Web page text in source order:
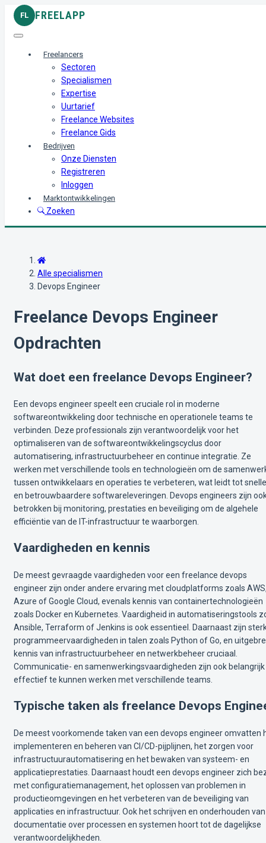
FL FREELAPP
Freelancers
Sectoren
Specialismen
Expertise
Uurtarief
Freelance Websites
Freelance Gids
Bedrijven
Onze Diensten
Registreren
Inloggen
Marktontwikkelingen
Zoeken
Alle specialismen
Devops Engineer
Freelance Devops Engineer
Opdrachten
Wat doet een freelance Devops Engineer?
Een devops engineer speelt een cruciale rol in moderne
softwareontwikkeling door technische en operationele teams te
verbinden. Deze professionals zijn verantwoordelijk voor het
optimaliseren van de softwareontwikkelingscyclus door
automatisering, infrastructuurbeheer en continue integratie. Ze
werken met verschillende tools en technologieën om de
tussen ontwikkelaars en operaties te verbeteren, wat leidt tot
en betrouwbaardere softwareleveringen. Devops engineers zijn
betrokken bij monitoring, prestaties en beveiliging om de algehele
efficiëntie van de IT-infrastructuur te waarborgen.
Vaardigheden en kennis
De meest gevraagde vaardigheden voor een freelance devops
engineer zijn onder andere ervaring met cloudplatforms zoals
Azure of Google Cloud, evenals kennis van containertechnologieën
zoals Docker en Kubernetes. Vaardigheid in automatiseringstools
Ansible, Terraform of Jenkins is ook essentieel. Daarnaast zijn
programmeervaardigheden in talen zoals Python of Go, en
kennis van infrastructuurbeheer en netwerkbeheer cruciaal.
Communicatie- en samenwerkingsvaardigheden zijn ook
effectief te kunnen werken met verschillende teams.
Typische taken als freelance Devops
De meest voorkomende taken van een devops engineer omvatten
implementeren en beheren van CI/CD-pijplijnen, het zorgen voor
infrastructuurautomatisering en het bewaken van systeem- en
applicatieprestaties. Daarnaast houdt een devops engineer zich
met configuratiemanagement, het oplossen van problemen in
productieomgevingen en het verbeteren van de beveiliging van
applicaties en infrastructuur. Ook het schrijven en onderhouden van
documentatie over processen en systemen hoort tot de dagelijkse
verantwoordelijkheden.